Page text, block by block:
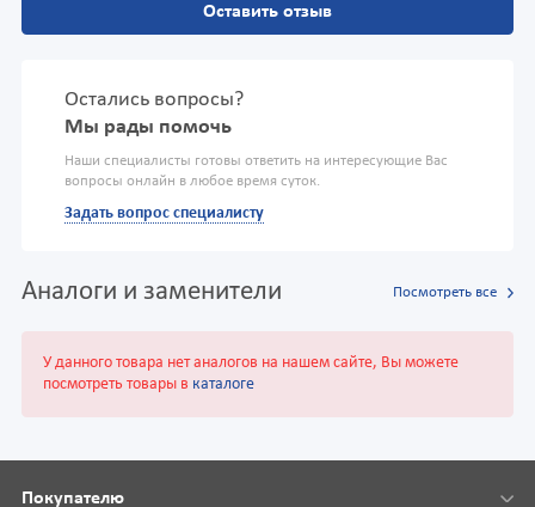
Оставить отзыв
Остались вопросы?
Мы рады помочь
Наши специалисты готовы ответить на интересующие Вас
вопросы онлайн в любое время суток.
Задать вопрос специалисту
Аналоги и заменители Посмотреть все
У данного товара нет аналогов на нашем сайте, Вы можете
посмотреть товары в каталоге
Покупателю